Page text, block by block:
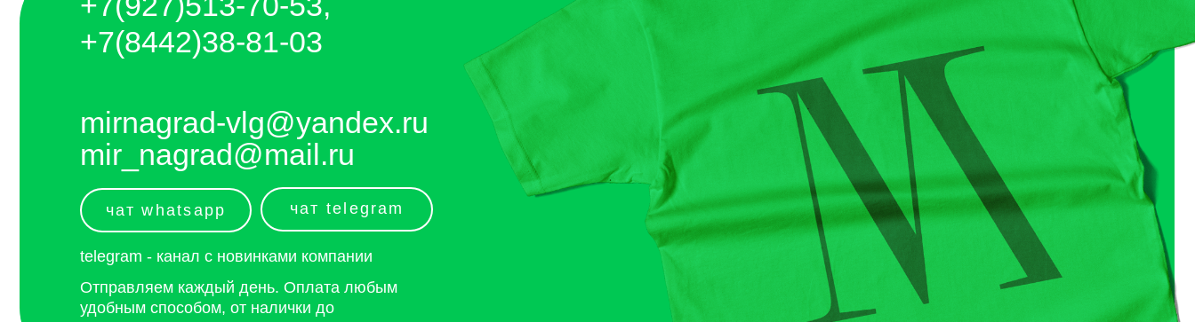
удобным способом, от налички до
выставления счёта и перевода на карту.
чат telegram
чат whatsapp